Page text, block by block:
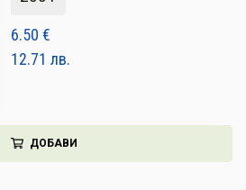
6.50 €
12.71 лв.
ДОБАВИ